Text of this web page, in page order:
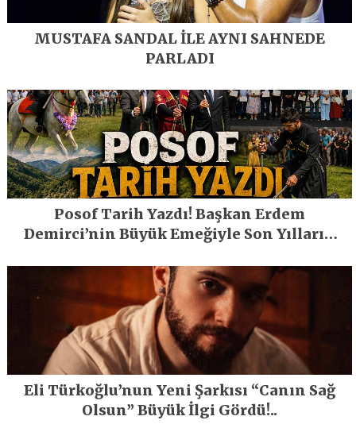
MUSTAFA SANDAL İLE AYNI SAHNEDE
PARLADI
Posof Tarih Yazdı! Başkan Erdem
Demirci’nin Büyük Emeğiyle Son Yılların
Eli Türkoğlu’nun Yeni Şarkısı “Canın Sağ
Olsun” Büyük İlgi Gördü!..